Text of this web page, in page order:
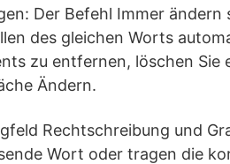
Der Befehl Immer
des gleichen Worts
zu entfernen, löschen
Ändern.
Rechtschreibung und
Wort oder tragen die